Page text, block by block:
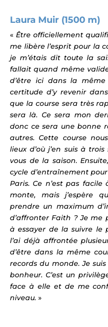
Laura Muir (1500 m)
« Être officiellement
me libère l’esprit pour la
je m’étais dit toute la
fallait quand même
d’être ici dans la
certitude d’y revenir
que la course sera très
sera là. Ce sera mon
donc ce sera une bonne
autres. Cette course
lieux d’où j’en suis à
vous de la saison.
cycle d’entraînement
Paris. Ce n’est pas
monte, mais j’espère
prendre un maximum
d’affronter Faith ? Je
à essayer de la suivre le
l’ai déjà affrontée
d’être dans la même
records du monde. Je
bonheur. C’est un
face à elle et de me
niveau. »